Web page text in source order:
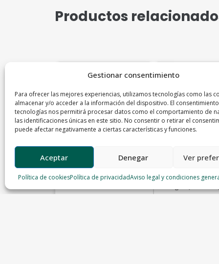
Gestionar consentimiento
Para ofrecer las mejores experiencias, utilizamos tecnologías como las
almacenar y/o acceder a la información del dispositivo. El
tecnologías nos permitirá procesar datos como el comportamiento de
las identificaciones únicas en este sitio. No consentir o retirar el
puede afectar negativamente a ciertas características y funciones.
Aceptar Denegar Ver
Política de cookiesPolítica de privacidadAviso legal y condiciones
Productos
Entrecot ternera
Chuleta de